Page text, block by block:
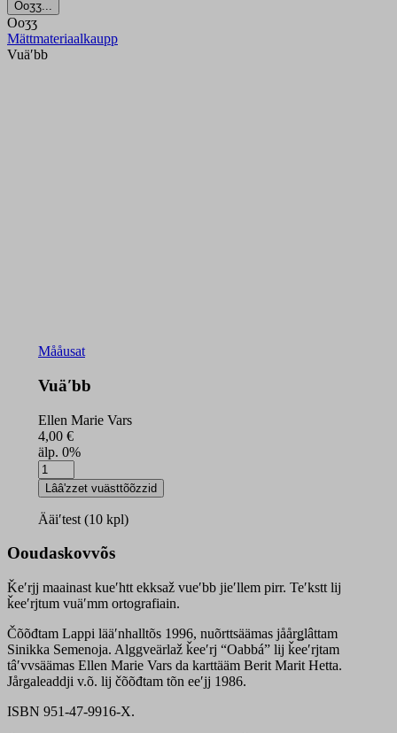
Ooʒʒ...
Ooʒʒ
Mättmateriaalkaupp
Vuäʹbb
Mååusat
Vuäʹbb
Ellen Marie Vars
4,00 €
älp. 0%
Vuäʹbb
quantity
Lââʹzzet vuästtõõzzid
Ääiʹtest (10 kpl)
Ooudaskovvõs
Ǩeʹrjj maainast kueʹhtt ekksaž vueʹbb jieʹllem pirr. Teʹkstt lij
ǩeeʹrjtum vuäʹmm ortografiain.
Čõõđtam Lappi lääʹnhalltõs 1996, nuõrttsäämas jåårǥlâttam
Sinikka Semenoja. Alggveärlaž ǩeeʹrj “Oabbá” lij ǩeeʹrjtam
tâʹvvsäämas Ellen Marie Vars da karttääm Berit Marit Hetta.
Jårgaleaddji v.õ. lij čõõđtam tõn eeʹjj 1986.
ISBN 951-47-9916-X.